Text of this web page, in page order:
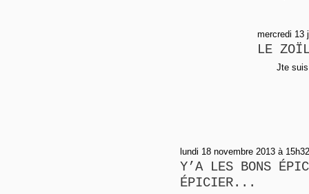
mercredi 13
LE
Jte
lundi 18 novembre 2013 à
Y’A LES BONS
ÉPICIER...